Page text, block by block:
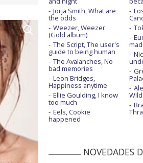
Jorja Smith, What are
the odds
Weezer, Weezer
(Gold album)
The Script, The user's
guide to being human
The Avalanches, No
bad memories
Leon Bridges,
Happiness anytime
Ellie Goulding, I know
too much
Eels, Cookie
happened
NOVEDADES